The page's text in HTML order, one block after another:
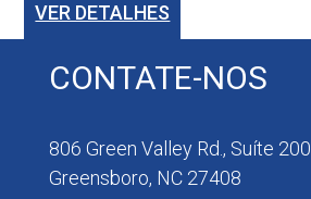
VER DETALHES
CONTATE-NOS
806 Green Valley Rd., Suíte 200
Greensboro, NC 27408